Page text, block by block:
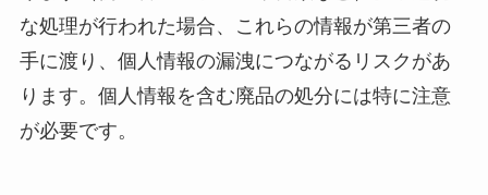
な処理が行われた場合、これらの情報が第三者の
手に渡り、個人情報の漏洩につながるリスクがあ
ります。個人情報を含む廃品の処分には特に注意
が必要です。